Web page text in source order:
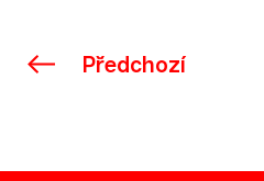
Předchozí